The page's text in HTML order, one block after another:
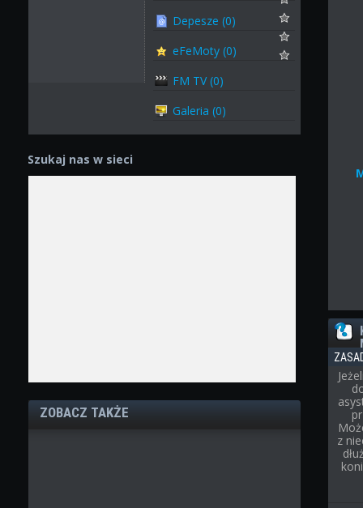
Depesze (0)
eFeMoty (0)
FM TV (0)
Galeria (0)
Szukaj nas w sieci
ZOBACZ TAKŻE
z